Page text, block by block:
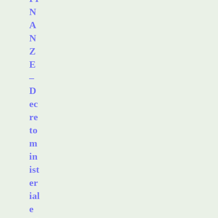
N
A
N
Z
E
–
D
ec
re
to
m
in
ist
er
ial
e